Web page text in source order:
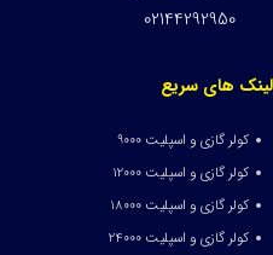
02144292950
لینک های سریع
کولر گازی و اسپلیت 9000
کولر گازی و اسپلیت 12000
کولر گازی و اسپلیت 18000
کولر گازی و اسپلیت 24000